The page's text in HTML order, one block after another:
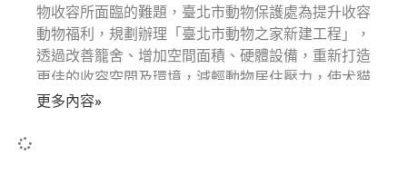
物收容所面臨的難題，臺北市動物保護處為提升收容
動物福利，規劃辦理「臺北市動物之家新建工程」，
透過改善籠舍、增加空間面積、硬體設備，重新打造
更佳的收容空間及環境，減輕動物居住壓力，使犬貓
性情更穩定友善，更將融入生命教育及環保等概念，
更多內容»